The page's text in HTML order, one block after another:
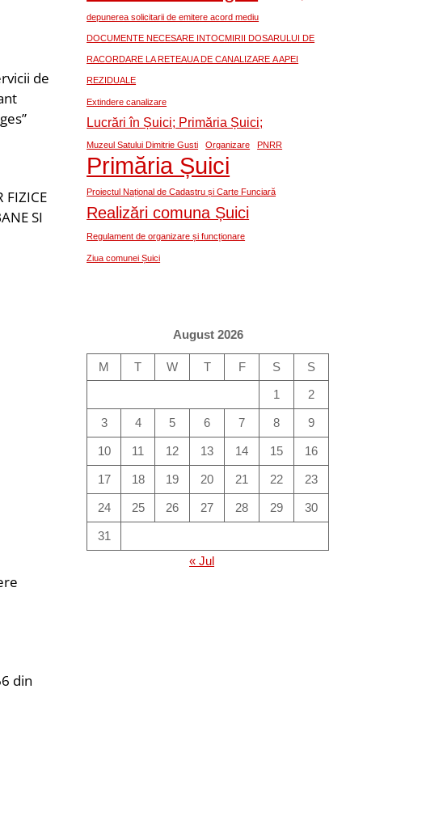
de
FIZICE
SI
din
depunerea solicitarii de emitere acord mediu
DOCUMENTE NECESARE INTOCMIRII DOSARULUI DE
RACORDARE LA RETEAUA DE CANALIZARE A APEI
REZIDUALE
Extindere canalizare
Lucrări în Șuici; Primăria Șuici;
Muzeul Satului Dimitrie Gusti Organizare PNRR
Primăria Șuici
Proiectul Național de Cadastru și Carte Funciară
Realizări comuna Șuici
Regulament de organizare și funcționare
Ziua comunei Șuici
August 2026
M T W T F S
S
1
2
3 4 5 6 7 8 9
10 11 12 13 14 15 16
17 18 19 20 21 22 23
24 25 26 27 28 29 30
31
« Jul